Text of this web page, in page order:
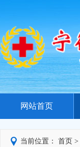
网站首页
当前位置： 首页 >